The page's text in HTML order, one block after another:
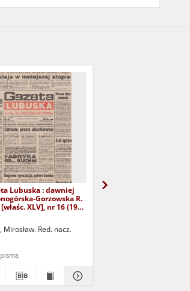
Lubuska : dawniej
Gorzowska R.
XLV], nr 16 (19
Mirosław. Red. nacz.